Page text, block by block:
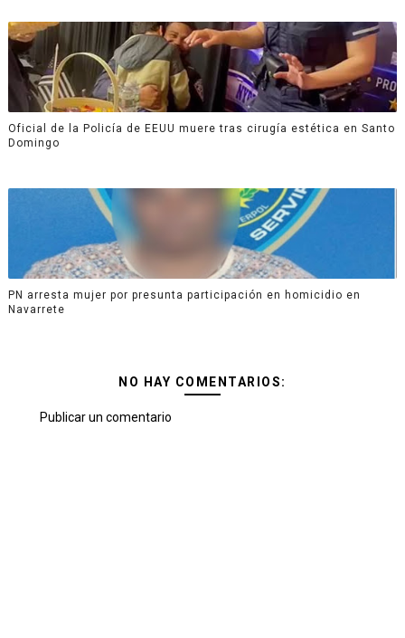
Oficial de la Policía de EEUU muere tras cirugía estética en Santo
Domingo
PN arresta mujer por presunta participación en homicidio en
Navarrete
NO HAY COMENTARIOS:
Publicar un comentario